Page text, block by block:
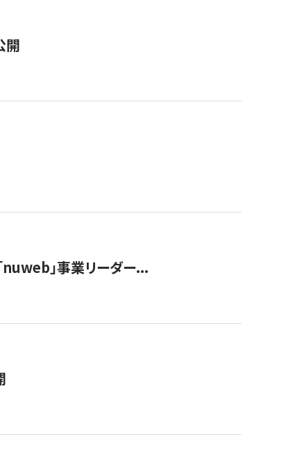
開
nuweb」事業リーダー...